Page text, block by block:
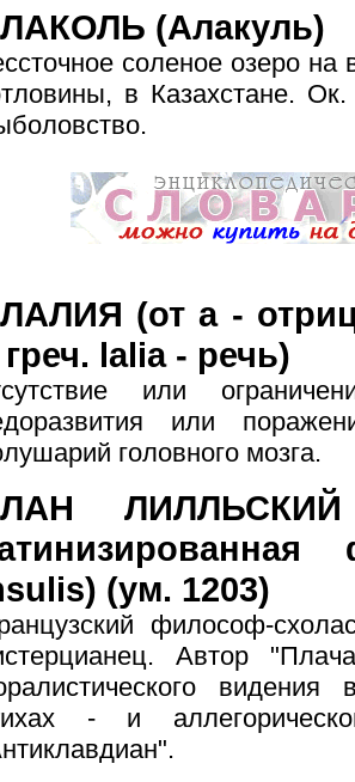
(Алакуль)
соленое озеро
в Казахстане.
(от а -
lalia - речь)
или
или
головного мозга.
(ум. 1203)
философ-
Автор
- и